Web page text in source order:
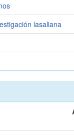
lasaliana